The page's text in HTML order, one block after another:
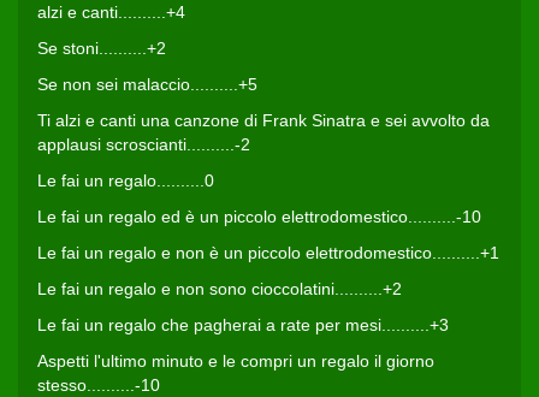
alzi e canti..........+4
Se stoni..........+2
Se non sei malaccio..........+5
Ti alzi e canti una canzone di Frank Sinatra e sei avvolto da
applausi scroscianti..........-2
Le fai un regalo..........0
Le fai un regalo ed è un piccolo elettrodomestico..........-10
Le fai un regalo e non è un piccolo elettrodomestico..........+1
Le fai un regalo e non sono cioccolatini..........+2
Le fai un regalo che pagherai a rate per mesi..........+3
Aspetti l'ultimo minuto e le compri un regalo il giorno
stesso..........-10